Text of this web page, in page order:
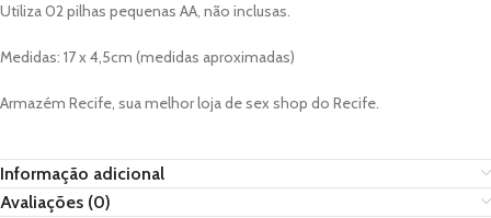
Utiliza 02 pilhas pequenas AA, não inclusas.
Medidas: 17 x 4,5cm (medidas aproximadas)
Armazém Recife, sua melhor loja de sex shop do Recife.
Informação adicional
Avaliações (0)